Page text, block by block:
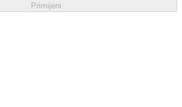
Primijeni